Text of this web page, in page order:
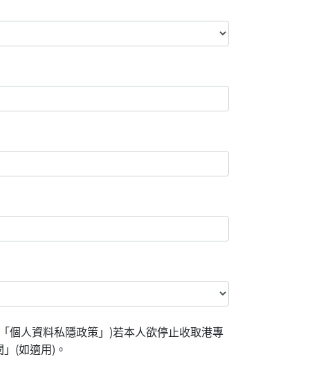
個人資料私隱政策」)若本人欲停止收取港專
(如適用)。